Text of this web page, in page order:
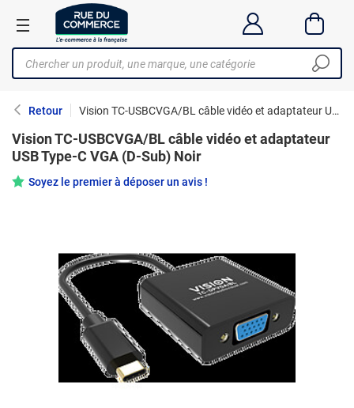
Retour Vision TC-USBCVGA/BL câble vidéo et adaptateur USB Type-C VGA (D-Sub) Noir
Vision TC-USBCVGA/BL câble vidéo et adaptateur
USB Type-C VGA (D-Sub) Noir
Soyez le premier à déposer un avis !